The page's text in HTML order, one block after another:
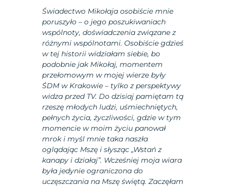
Świadectwo Mikołaja osobiście mnie
poruszyło – o jego poszukiwaniach
wspólnoty, doświadczenia związane z
różnymi wspólnotami. Osobiście gdzieś
w tej historii widziałam siebie, bo
podobnie jak Mikołaj, momentem
przełomowym w mojej wierze były
ŚDM w Krakowie – tylko z perspektywy
widza przed TV. Do dzisiaj pamiętam tą
rzeszę młodych ludzi, uśmiechniętych,
pełnych życia, życzliwości, gdzie w tym
momencie w moim życiu panował
mrok i myśl mnie taka naszła
oglądając Mszę i słysząc „Wstań z
kanapy i działaj”. Wcześniej moja wiara
była jedynie ograniczona do
uczęszczania na Mszę świętą. Zaczęłam